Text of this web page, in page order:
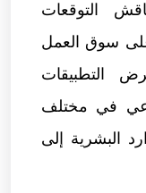
التوقعات
على سوق العمل
التطبيقات
في مختلف
البشرية إلى